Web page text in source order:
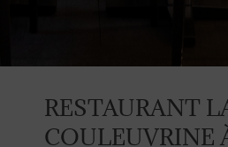
RESTAURANT
COULEUVRINE